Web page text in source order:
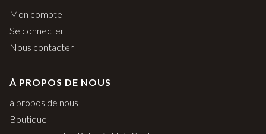
Mon compte
Se connecter
Nous contacter
À PROPOS DE NOUS
à propos de nous
Boutique